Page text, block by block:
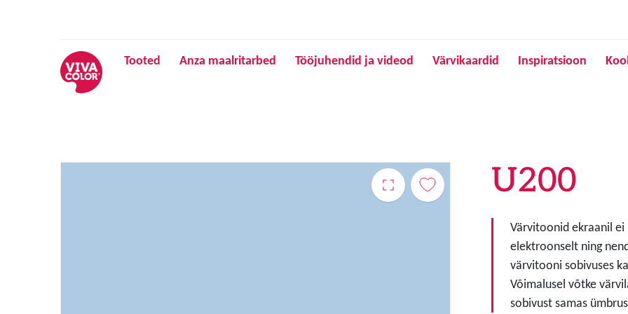
Tooted Anza maalritarbed Tööjuhendid ja videod Värvikaardid Inspiratsioon
U200
Värvitoonid ekraanil
elektroonselt ning
värvitooni sobivuses
Võimalusel võtke
sobivust samas